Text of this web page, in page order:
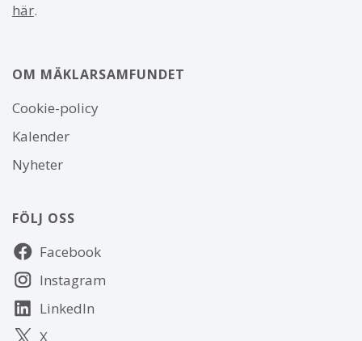
här.
OM MÄKLARSAMFUNDET
Om
webbplatsen
Cookie-policy
Kalender
Nyheter
FÖLJ OSS
Följ
oss Facebook
Instagram
LinkedIn
X